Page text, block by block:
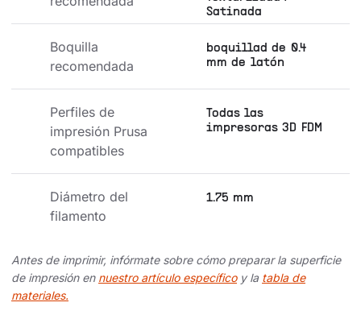
Satinada
Boquilla
recomendada
boquillad de 0.4
mm de latón
Perfiles de
impresión Prusa
compatibles
Todas las
impresoras 3D FDM
Diámetro del
filamento
1.75 mm
Antes de imprimir, infórmate sobre cómo preparar la superficie
de impresión en nuestro artículo específicoy la tabla de
materiales.